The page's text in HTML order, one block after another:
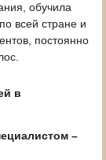
обучила
всей стране и
постоянно
в
–